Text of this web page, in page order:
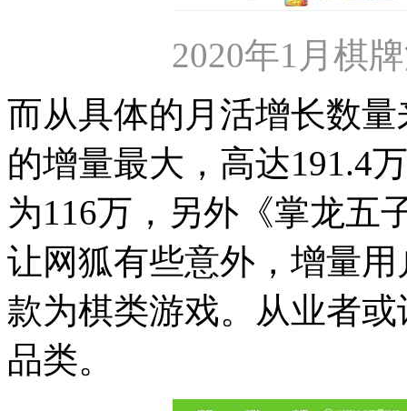
2020年1月棋
而从具体的月活增长数
的增量最大，高达191.4
为116万，另外《掌龙五
让网狐有些意外，增量
款为棋类游戏。从业者
品类。